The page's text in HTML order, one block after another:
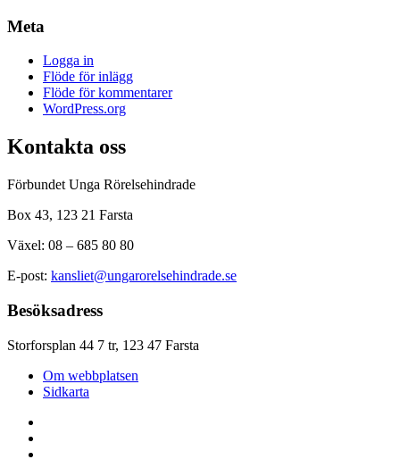
Meta
Logga in
Flöde för inlägg
Flöde för kommentarer
WordPress.org
Kontakta oss
Förbundet Unga Rörelsehindrade
Box 43, 123 21 Farsta
Växel: 08 – 685 80 80
E-post: kansliet@ungarorelsehindrade.se
Besöksadress
Storforsplan 44 7 tr, 123 47 Farsta
Om webbplatsen
Sidkarta